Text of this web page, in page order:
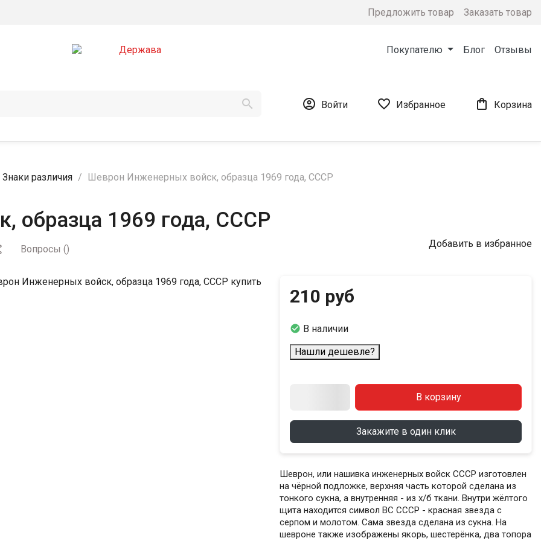
Предложить товар Заказать товар
Покупателю Блог Отзывы
  Войти  Избранное  Корзина
Знаки различия Шеврон Инженерных войск, образца 1969 года, СССР
образца 1969 года, СССР
Вопросы () Добавить в избранное
210 руб
 В наличии
Нашли дешевле?
В корзину
Закажите в один клик
Шеврон, или нашивка инженерных войск СССР изготовлен
на чёрной подложке, верхняя часть которой сделана из
тонкого сукна, а внутренняя - из х/б ткани. Внутри жёлтого
щита находится символ ВС СССР - красная звезда с
серпом и молотом. Сама звезда сделана из сукна. На
шевроне также изображены якорь, шестерёнка, два топора